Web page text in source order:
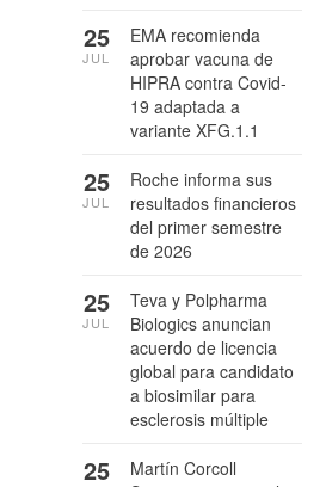
EMA recomienda
aprobar vacuna de
HIPRA contra Covid-
19 adaptada a
variante XFG.1.1
25
JUL
Roche informa sus
resultados financieros
del primer semestre
de 2026
25
JUL
Teva y Polpharma
Biologics anuncian
acuerdo de licencia
global para candidato
a biosimilar para
esclerosis múltiple
25
JUL
Martín Corcoll
25